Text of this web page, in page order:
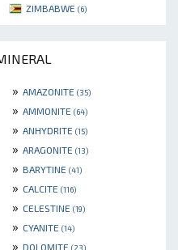
ZIMBABWE (6)
» AMAZONITE (35)
» AMMONITE (64)
» ANHYDRITE (15)
» ARAGONITE (13)
» BARYTINE (41)
» CALCITE (116)
» CELESTINE (19)
» CYANITE (14)
» DOLOMITE (23)